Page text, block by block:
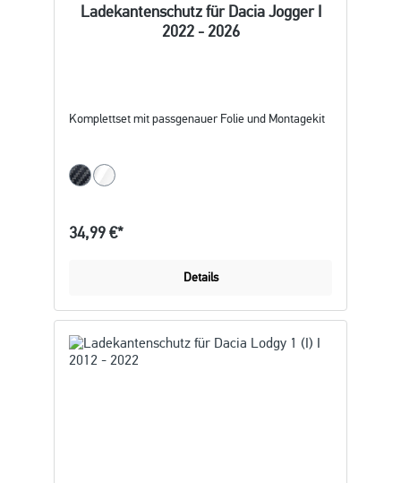
Ladekantenschutz für Dacia Jogger I
2022 - 2026
Komplettset mit passgenauer Folie und Montagekit
34,99 €*
Details